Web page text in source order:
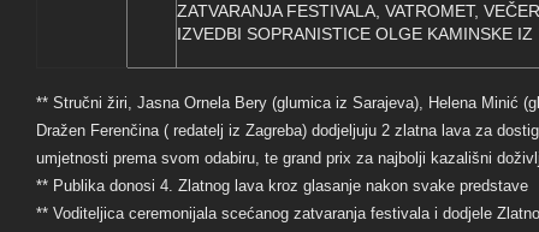
ZATVARANJA FESTIVALA, VATROMET,
IZVEDBI SOPRANISTICE OLGE KAMINSKE IZ
** Stručni žiri, Jasna Ornela Bery (glumica iz Sarajeva), Helena Minić
Dražen Ferenčina ( redatelj iz Zagreba) dodjeljuju 2 zlatna lava za
umjetnosti prema svom odabiru, te grand prix za najbolji kazališni
** Publika donosi 4. Zlatnog lava kroz glasanje nakon svake predstave
** Voditeljica ceremonijala scećanog zatvaranja festivala i dodjele